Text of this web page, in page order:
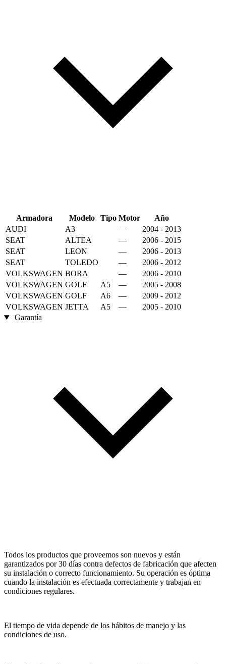
Armadora Modelo Tipo Motor
Año
AUDI
A3 —
2004 - 2013
SEAT
ALTEA —
2006 - 2015
SEAT
LEON —
2006 - 2013
SEAT
TOLEDO —
2006 - 2012
VOLKSWAGEN BORA —
2006 - 2010
VOLKSWAGEN GOLF A5 —
2005 - 2008
VOLKSWAGEN GOLF A6 —
2009 - 2012
VOLKSWAGEN JETTA A5 —
2005 - 2010
Garantía
Todos los productos que proveemos son nuevos y están
garantizados por 30 días contra defectos de fabricación que afecten
su instalación o correcto funcionamiento. Su operación es óptima
cuando la instalación es efectuada correctamente y trabajan en
condiciones regulares.
El tiempo de vida depende de los hábitos de manejo y las
condiciones de uso.